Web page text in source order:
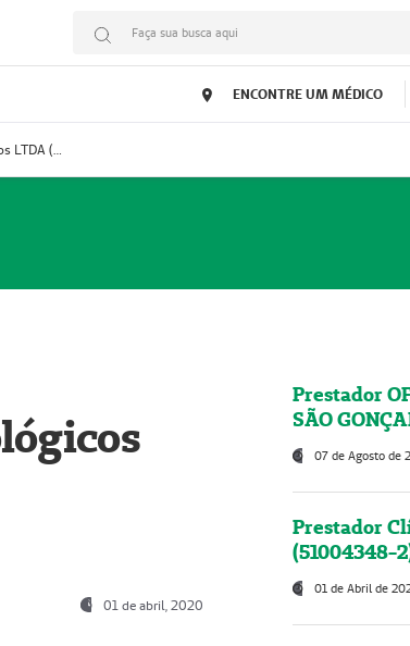
Faça sua busca aqui
ENCONTRE UM MÉDICO
Prestador Decordis Exames Cardiológicos LTDA (51004347-4)
01 de abril, 2020
Prestador
SÃO
07 de Agosto de
Prestador
(51004348-
01 de Abril de